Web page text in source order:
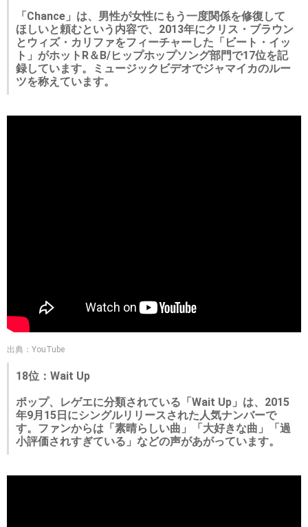
「Chance」は、男性が女性にもう一度関係を修復して
ほしいと頼むという内容で、2013年にクリス・ブラウン
とウィズ・カリファをフィーチャーした「ビート・イッ
ト」がホットR＆B/ヒップホップソング部門で17位を記
録しています。ミュージックビデオでジャマイカのルー
ツを称えています。
出典：YouTube
18位：Wait Up
ポップ、レゲエに分類されている「Wait Up」は、2015
年9月15日にシングルリリースされた人気ナンバーで
す。ファンからは「素晴らしい曲」「大好きな曲」「過
小評価されすぎている」などの声があがっています。